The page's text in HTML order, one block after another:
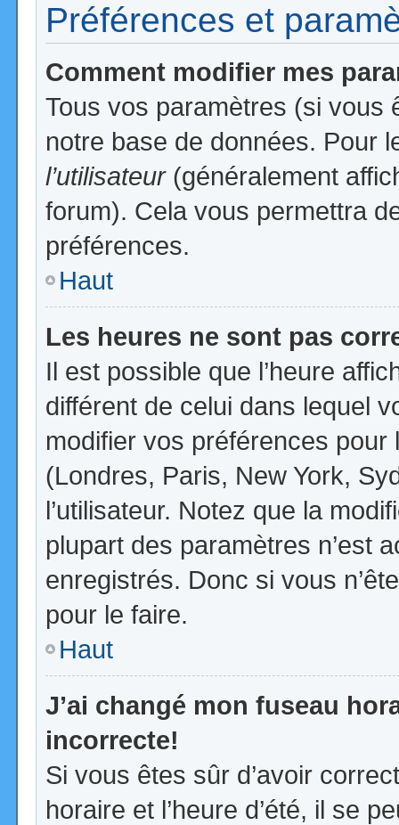
Préférences et
Comment modifier mes
Tous vos paramètres (si vous
notre base de données. Pour
l’utilisateur(généralement
forum). Cela vous permettra
préférences.
Haut
Les heures ne sont pas
Il est possible que l’heure
différent de celui dans lequel
modifier vos préférences
(Londres, Paris, New York,
l’utilisateur. Notez que la
plupart des paramètres n’est
enregistrés. Donc si vous
pour le faire.
Haut
J’ai changé mon fuseau
incorrecte!
Si vous êtes sûr d’avoir
horaire et l’heure d’été, il se